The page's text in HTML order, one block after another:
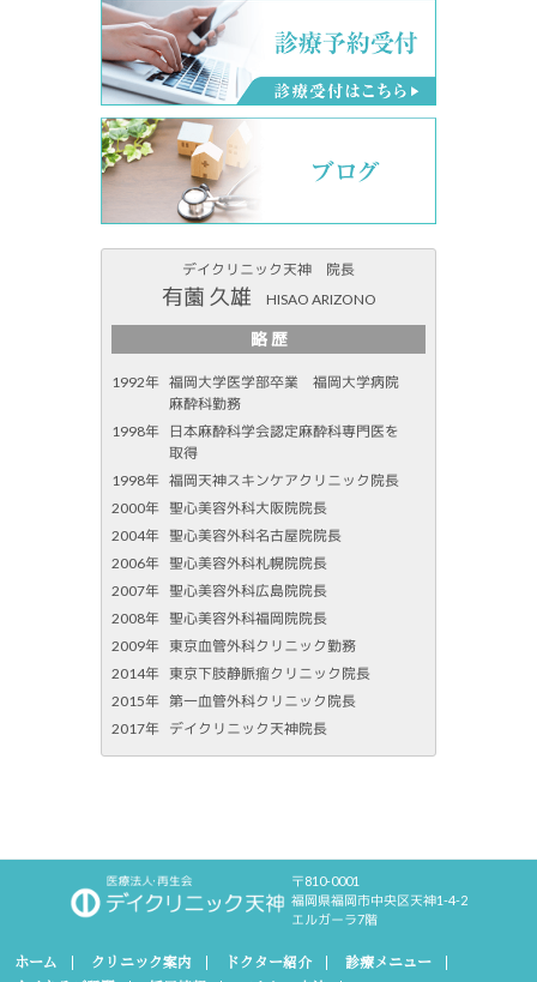
デイクリニック天神 院長
有薗 久雄 HISAO ARIZONO
略 歴
1992年 福岡大学医学部卒業 福岡大学病院
麻酔科勤務
1998年
日本麻酔科学会認定麻酔科専門医を
取得
1998年 福岡天神スキンケアクリニック院長
2000年 聖心美容外科大阪院院長
2004年 聖心美容外科名古屋院院長
2006年 聖心美容外科札幌院院長
2007年 聖心美容外科広島院院長
2008年 聖心美容外科福岡院院長
2009年 東京血管外科クリニック勤務
2014年 東京下肢静脈瘤クリニック院長
2015年 第一血管外科クリニック院長
2017年 デイクリニック天神院長
〒810-0001
福岡県福岡市中央区天神1-4-2
エルガーラ7階
ホーム クリニック案内 ドクター紹介
診療メニュー